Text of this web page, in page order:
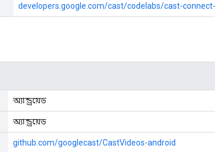
developers.google.com/cast/codelabs/cast-
অ্যান্ড্রয়েড
অ্যান্ড্রয়েড
github.com/googlecast/CastVideos-android